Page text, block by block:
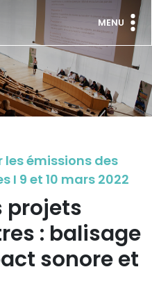
MENU
les émissions des
I 9 et 10 mars 2022
projets
: balisage
sonore et